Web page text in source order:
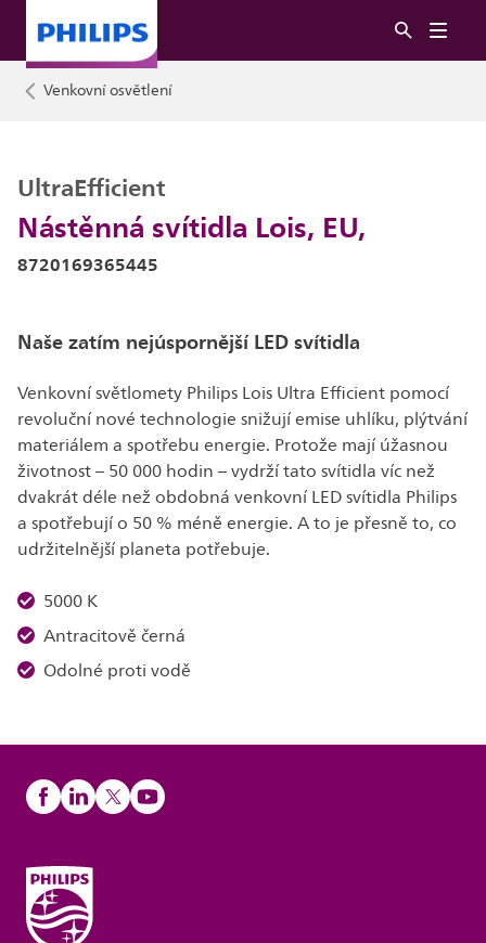
Venkovní osvětlení
Nástěnná svítidla Lois, EU,
UltraEfficient
8720169365445
Naše zatím nejúspornější LED svítidla
Venkovní světlomety Philips Lois Ultra Efficient pomocí
revoluční nové technologie snižují emise uhlíku, plýtvání
materiálem a spotřebu energie. Protože mají úžasnou
životnost – 50 000 hodin – vydrží tato svítidla víc než
dvakrát déle než obdobná venkovní LED svítidla Philips
a spotřebují o 50 % méně energie. A to je přesně to, co
udržitelnější planeta potřebuje.
5000 K
Antracitově černá
Odolné proti vodě